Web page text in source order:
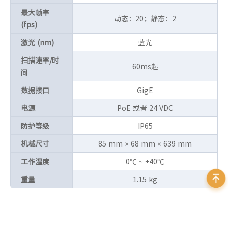
最大帧率
(fps)
动态：20；静态：2
激光 (nm)
蓝光
扫描速率/时
间
60ms起
数据接口
GigE
电源
PoE 或者 24 VDC
防护等级
IP65
机械尺寸
85 mm × 68 mm × 639 mm
工作温度
0℃ ~ +40℃
重量
1.15 kg